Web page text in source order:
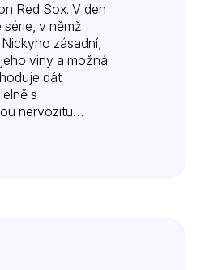
Red Sox. V den
v němž
zásadní,
viny a možná
dát
s
nervozitu
Stevena…